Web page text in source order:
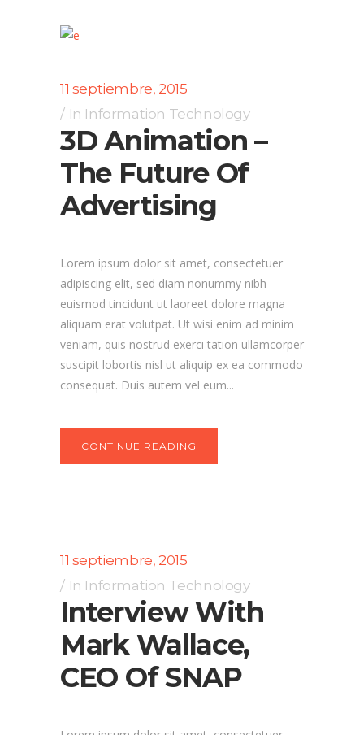
11 septiembre, 2015
In Information Technology
3D Animation –
The Future Of
Advertising
Lorem ipsum dolor sit amet, consectetuer
adipiscing elit, sed diam nonummy nibh
euismod tincidunt ut laoreet dolore magna
aliquam erat volutpat. Ut wisi enim ad minim
veniam, quis nostrud exerci tation ullamcorper
suscipit lobortis nisl ut aliquip ex ea commodo
consequat. Duis autem vel eum...
CONTINUE READING
11 septiembre, 2015
In Information Technology
Interview With
Mark Wallace,
CEO Of SNAP